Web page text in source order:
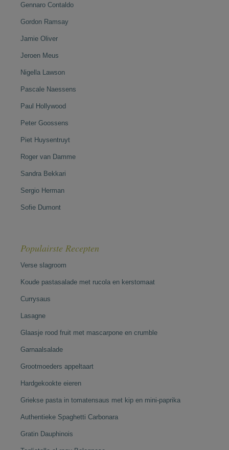
Gennaro Contaldo
Gordon Ramsay
Jamie Oliver
Jeroen Meus
Nigella Lawson
Pascale Naessens
Paul Hollywood
Peter Goossens
Piet Huysentruyt
Roger van Damme
Sandra Bekkari
Sergio Herman
Sofie Dumont
Populairste Recepten
Verse slagroom
Koude pastasalade met rucola en kerstomaat
Currysaus
Lasagne
Glaasje rood fruit met mascarpone en crumble
Garnaalsalade
Grootmoeders appeltaart
Hardgekookte eieren
Griekse pasta in tomatensaus met kip en mini-paprika
Authentieke Spaghetti Carbonara
Gratin Dauphinois